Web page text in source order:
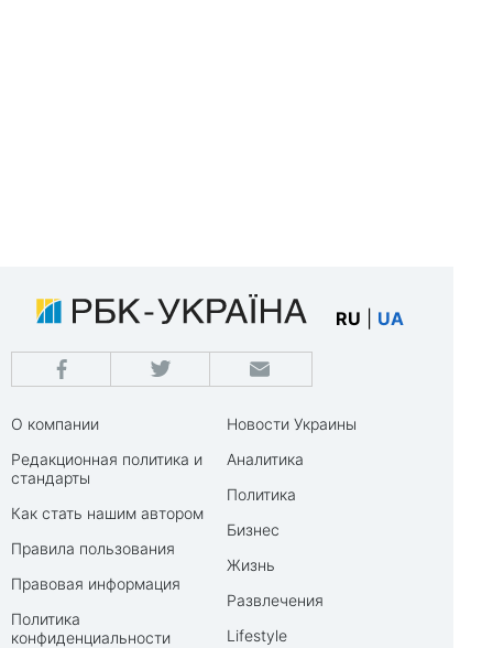
RU UA
О компании
Редакционная политика и
стандарты
Как стать нашим автором
Правила пользования
Правовая информация
Политика
конфиденциальности
Новости Украины
Аналитика
Политика
Бизнес
Жизнь
Развлечения
Lifestyle